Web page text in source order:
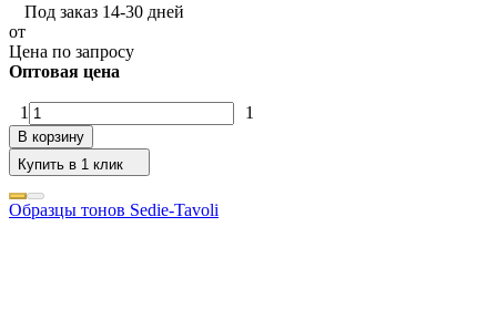
Под заказ 14-30 дней
от
Цена по запросу
Оптовая цена
1 1
В корзину
Купить в 1 клик
Образцы тонов Sedie-Tavoli